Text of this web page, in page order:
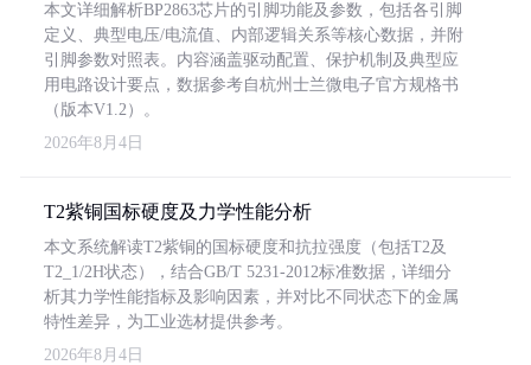
本文详细解析BP2863芯片的引脚功能及参数，包括各引脚
定义、典型电压/电流值、内部逻辑关系等核心数据，并附
引脚参数对照表。内容涵盖驱动配置、保护机制及典型应
用电路设计要点，数据参考自杭州士兰微电子官方规格书
（版本V1.2）。
2026年8月4日
T2紫铜国标硬度及力学性能分析
本文系统解读T2紫铜的国标硬度和抗拉强度（包括T2及
T2_1/2H状态），结合GB/T 5231-2012标准数据，详细分
析其力学性能指标及影响因素，并对比不同状态下的金属
特性差异，为工业选材提供参考。
2026年8月4日